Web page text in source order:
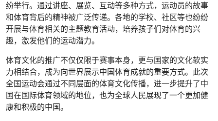
纷举行。通过讲座、展览、互动等多种方式，运动员的故事
和体育背后的精神被广泛传递。各地的学校、社区等也纷纷
开展与体育相关的主题教育活动，培养孩子们对体育的兴
趣，激发他们的运动潜力。
体育文化的推广不仅仅限于赛事本身，更与国家的文化软实
力相结合，成为向世界展示中国体育成就的重要方式。此次
全国运动会通过不同层面的体育文化传播，进一步提升了中
国在国际体育领域的地位，也为全球人民展现了一个更加健
康和积极的中国。